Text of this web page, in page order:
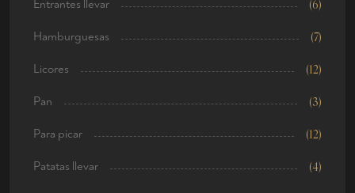
Entrantes llevar (6)
Hamburguesas (7)
Licores (12)
Pan (3)
Para picar (12)
Patatas llevar (4)